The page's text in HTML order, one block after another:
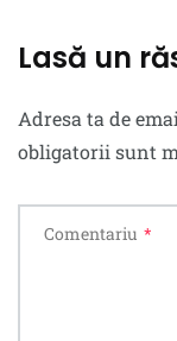
Lasă un
Adresa ta de
obligatorii sunt
Comentariu *